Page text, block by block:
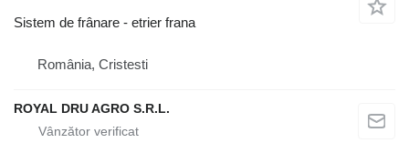
Sistem de frânare - etrier frana
România, Cristesti
ROYAL DRU AGRO S.R.L.